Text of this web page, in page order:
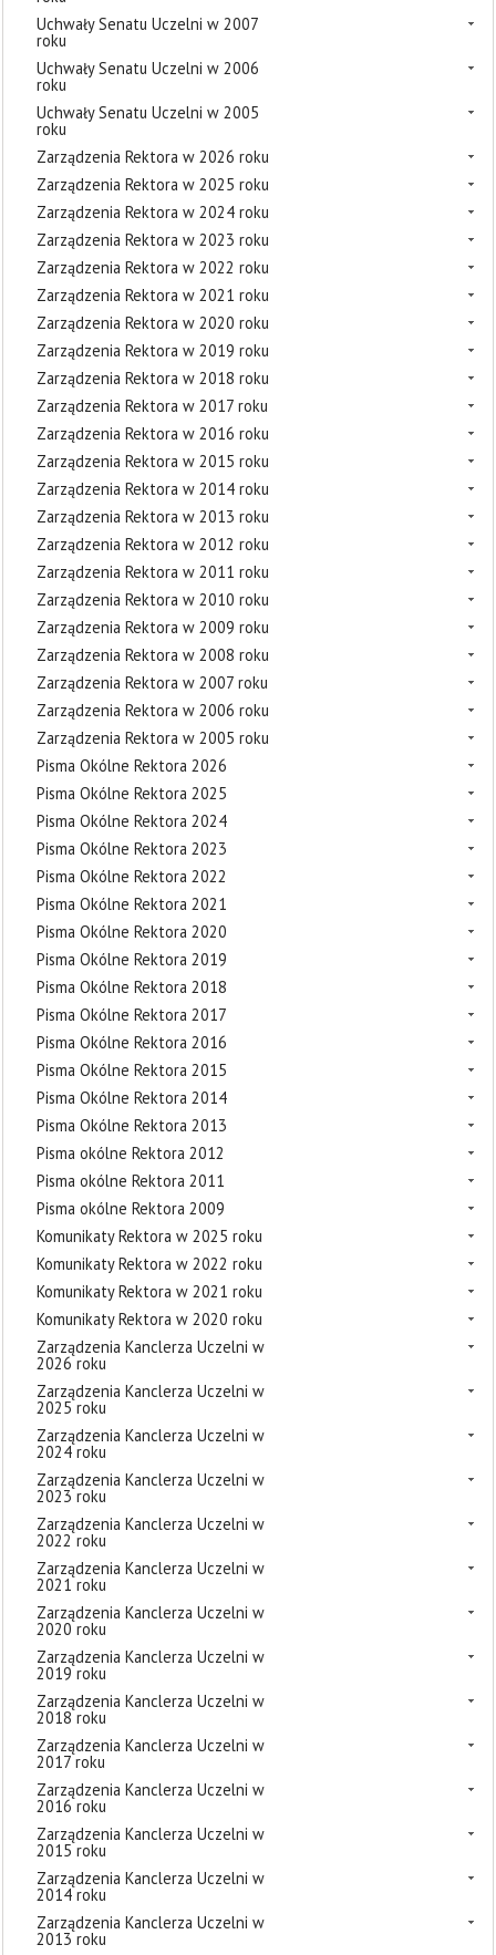
Uchwały Senatu Uczelni w 2007
roku
Uchwały Senatu Uczelni w 2006
roku
Uchwały Senatu Uczelni w 2005
roku
Zarządzenia Rektora w 2026 roku
Zarządzenia Rektora w 2025 roku
Zarządzenia Rektora w 2024 roku
Zarządzenia Rektora w 2023 roku
Zarządzenia Rektora w 2022 roku
Zarządzenia Rektora w 2021 roku
Zarządzenia Rektora w 2020 roku
Zarządzenia Rektora w 2019 roku
Zarządzenia Rektora w 2018 roku
Zarządzenia Rektora w 2017 roku
Zarządzenia Rektora w 2016 roku
Zarządzenia Rektora w 2015 roku
Zarządzenia Rektora w 2014 roku
Zarządzenia Rektora w 2013 roku
Zarządzenia Rektora w 2012 roku
Zarządzenia Rektora w 2011 roku
Zarządzenia Rektora w 2010 roku
Zarządzenia Rektora w 2009 roku
Zarządzenia Rektora w 2008 roku
Zarządzenia Rektora w 2007 roku
Zarządzenia Rektora w 2006 roku
Zarządzenia Rektora w 2005 roku
Pisma Okólne Rektora 2026
Pisma Okólne Rektora 2025
Pisma Okólne Rektora 2024
Pisma Okólne Rektora 2023
Pisma Okólne Rektora 2022
Pisma Okólne Rektora 2021
Pisma Okólne Rektora 2020
Pisma Okólne Rektora 2019
Pisma Okólne Rektora 2018
Pisma Okólne Rektora 2017
Pisma Okólne Rektora 2016
Pisma Okólne Rektora 2015
Pisma Okólne Rektora 2014
Pisma Okólne Rektora 2013
Pisma okólne Rektora 2012
Pisma okólne Rektora 2011
Pisma okólne Rektora 2009
Komunikaty Rektora w 2025 roku
Komunikaty Rektora w 2022 roku
Komunikaty Rektora w 2021 roku
Komunikaty Rektora w 2020 roku
Zarządzenia Kanclerza Uczelni w
2026 roku
Zarządzenia Kanclerza Uczelni w
2025 roku
Zarządzenia Kanclerza Uczelni w
2024 roku
Zarządzenia Kanclerza Uczelni w
2023 roku
Zarządzenia Kanclerza Uczelni w
2022 roku
Zarządzenia Kanclerza Uczelni w
2021 roku
Zarządzenia Kanclerza Uczelni w
2020 roku
Zarządzenia Kanclerza Uczelni w
2019 roku
Zarządzenia Kanclerza Uczelni w
2018 roku
Zarządzenia Kanclerza Uczelni w
2017 roku
Zarządzenia Kanclerza Uczelni w
2016 roku
Zarządzenia Kanclerza Uczelni w
2015 roku
Zarządzenia Kanclerza Uczelni w
2014 roku
Zarządzenia Kanclerza Uczelni w
2013 roku